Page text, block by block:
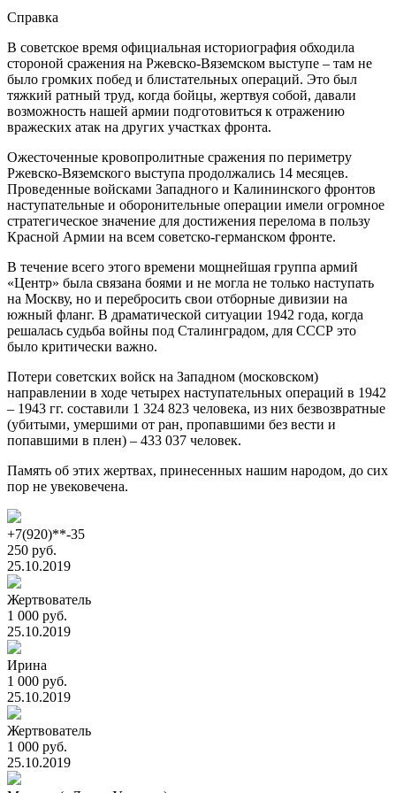
Справка
В советское время официальная историография обходила
стороной сражения на Ржевско-Вяземском выступе – там не
было громких побед и блистательных операций. Это был
тяжкий ратный труд, когда бойцы, жертвуя собой, давали
возможность нашей армии подготовиться к отражению
вражеских атак на других участках фронта.
Ожесточенные кровопролитные сражения по периметру
Ржевско-Вяземского выступа продолжались 14 месяцев.
Проведенные войсками Западного и Калининского фронтов
наступательные и оборонительные операции имели огромное
стратегическое значение для достижения перелома в пользу
Красной Армии на всем советско-германском фронте.
В течение всего этого времени мощнейшая группа армий
«Центр» была связана боями и не могла не только наступать
на Москву, но и перебросить свои отборные дивизии на
южный фланг. В драматической ситуации 1942 года, когда
решалась судьба войны под Сталинградом, для СССР это
было критически важно.
Потери советских войск на Западном (московском)
направлении в ходе четырех наступательных операций в 1942
– 1943 гг. составили 1 324 823 человека, из них безвозвратные
(убитыми, умершими от ран, пропавшими без вести и
попавшими в плен) – 433 037 человек.
Память об этих жертвах, принесенных нашим народом, до сих
пор не увековечена.
+7(920)**-35
250 руб.
25.10.2019
Жертвователь
1 000 руб.
25.10.2019
Ирина
1 000 руб.
25.10.2019
Жертвователь
1 000 руб.
25.10.2019